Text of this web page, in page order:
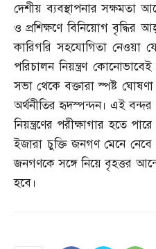
দেশীয় ব্যবস্থাপনার সক্ষমতা
ও প্রশিক্ষণে বিনিয়োগ বৃদ্ধির
কারিগরি সহযোগিতা নেওয়া
পরিচালন নিয়ন্ত্রণ কোনোভাবেই
সভা থেকে বক্তারা স্পষ্ট
অর্থনীতির হৃদস্পন্দন। এই বন্দর
নিয়ন্ত্রণের পরীক্ষাগার হতে
ইজারা চুক্তি জনগণ মেনে
জনগণকে সঙ্গে নিয়ে বৃহত্তর
হবে।